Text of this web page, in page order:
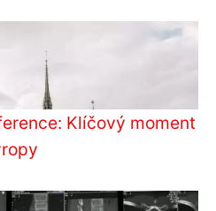
Klíčový moment